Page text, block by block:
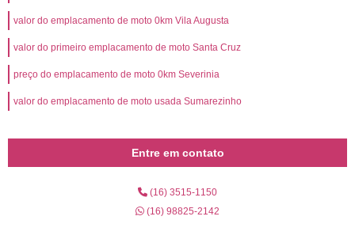
valor do emplacamento de moto 0km Vila Augusta
valor do primeiro emplacamento de moto Santa Cruz
preço do emplacamento de moto 0km Severinia
valor do emplacamento de moto usada Sumarezinho
Entre em contato
(16) 3515-1150
(16) 98825-2142